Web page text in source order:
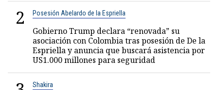
2 Posesión Abelardo de la Espriella
Gobierno Trump declara “renovada” su
asociación con Colombia tras posesión de De la
Espriella y anuncia que buscará asistencia por
US1.000 millones para seguridad
Shakira